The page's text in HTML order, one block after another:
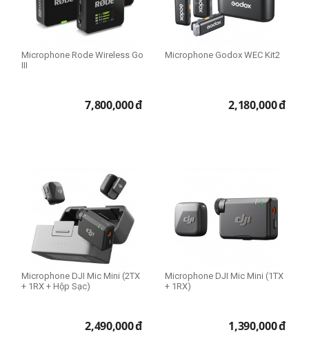
Microphone Rode Wireless Go
III
7,800,000đ
Microphone Godox WEC Kit2
2,180,000đ
Microphone DJI Mic Mini (2TX
+ 1RX + Hộp Sạc)
2,490,000đ
Microphone DJI Mic Mini (1TX
+ 1RX)
1,390,000đ